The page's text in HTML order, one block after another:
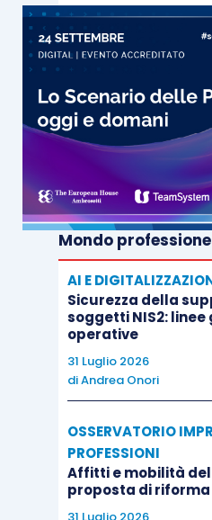
Mondo professione
AI E
Sicurezza della
soggetti NIS2: linee
operative
31 Luglio 2026
diAndrea Onori
OSSERVATORIO
PROFESSIONI
Affitti e mobilità
proposta di riforma